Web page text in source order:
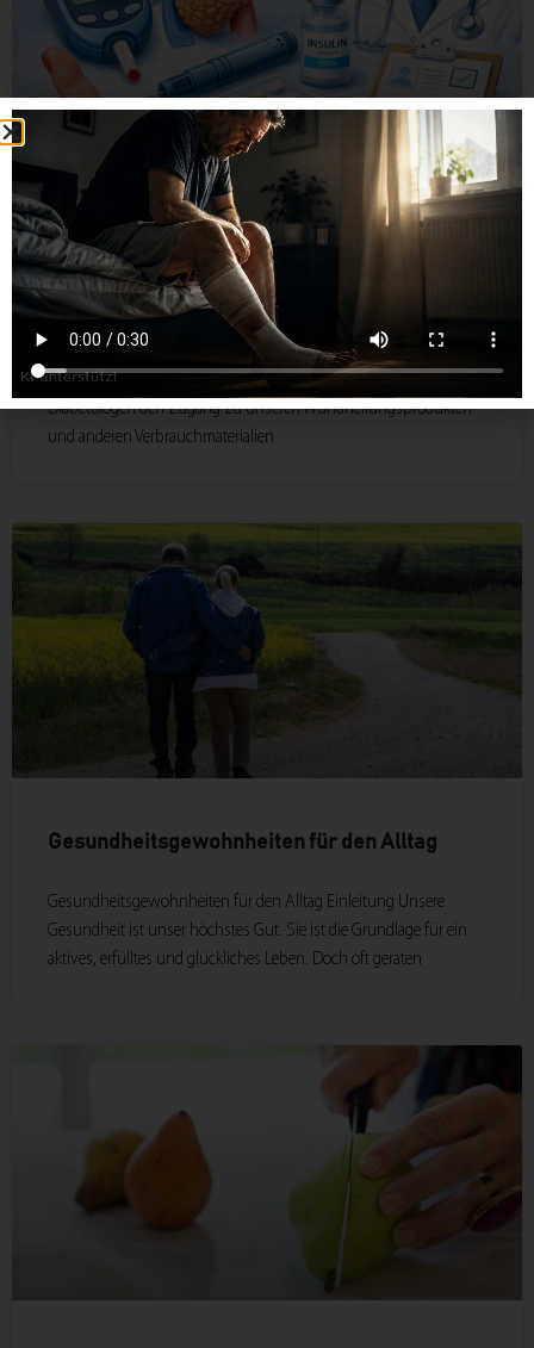
Unsere Kooperation mit der DIAMED
In einer einzigartigen Kooperation mit der DIAMED bieten wir
Mitgliedern der Genossenschaft von Diabetologen für
Diabetologen den Zugang zu unseren Wundheilungsprodukten
und anderen Verbrauchmaterialien
Gesundheitsgewohnheiten für den Alltag
Gesundheitsgewohnheiten für den Alltag Einleitung Unsere
Gesundheit ist unser höchstes Gut. Sie ist die Grundlage für ein
aktives, erfülltes und glückliches Leben. Doch oft geraten